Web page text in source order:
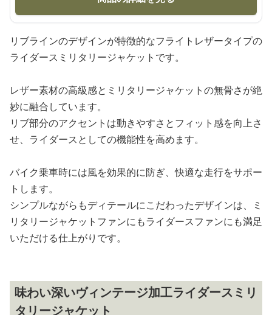
リブラインのデザインが特徴的なフライトレザータイプの
ライダースミリタリージャケットです。
レザー素材の高級感とミリタリージャケットの無骨さが絶
妙に融合しています。
リブ部分のアクセントは動きやすさとフィット感を向上さ
せ、ライダースとしての機能性を高めます。
バイク乗車時には風を効果的に防ぎ、快適な走行をサポー
トします。
シンプルながらもディテールにこだわったデザインは、ミ
リタリージャケットファンにもライダースファンにも満足
いただける仕上がりです。
味わい深いヴィンテージ加工ライダースミリ
タリージャケット